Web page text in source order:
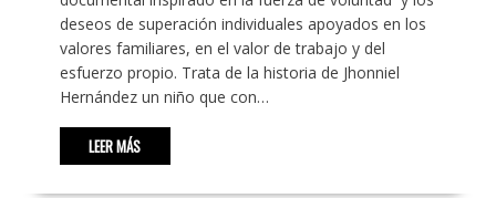
deseos de superación individuales apoyados en los
valores familiares, en el valor de trabajo y del
esfuerzo propio. Trata de la historia de Jhonniel
Hernández un niño que con…
LEER MÁS